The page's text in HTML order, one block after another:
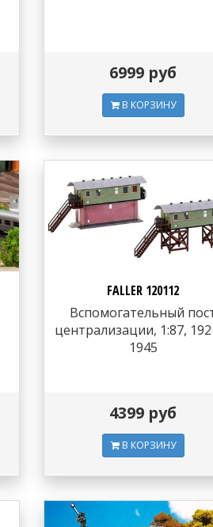
6999 руб
В КОРЗИНУ
FALLER 120112
Вспомогательный
централизации, 1:87,
1945
4399 руб
В КОРЗИНУ